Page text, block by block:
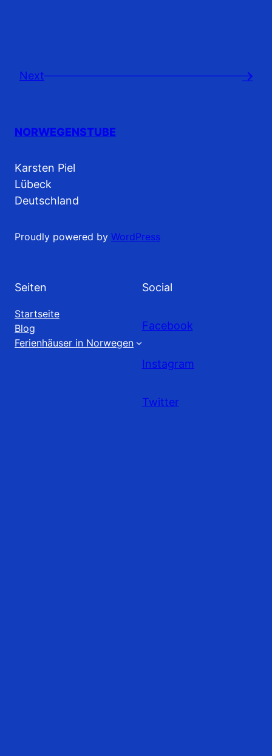
Next →
NORWEGENSTUBE
Karsten Piel
Lübeck
Deutschland
Proudly powered by WordPress
Seiten
Startseite
Blog
Ferienhäuser in Norwegen
Social
Facebook
Instagram
Twitter